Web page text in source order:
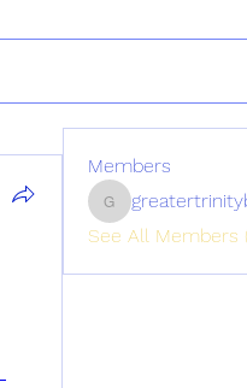
Members
greatertrinitybc
See All Members